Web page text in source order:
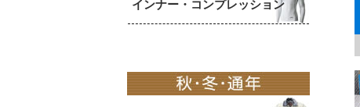
インナー・コンプレッション